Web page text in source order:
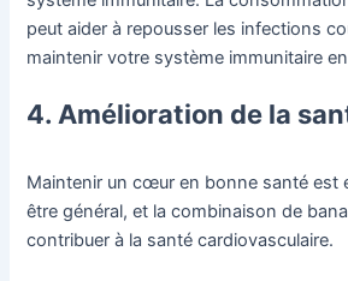
peut aider à repousser les infections
maintenir votre système immunitaire
4. Amélioration de la
Maintenir un cœur en bonne santé est
être général, et la combinaison de
contribuer à la santé cardiovasculaire.